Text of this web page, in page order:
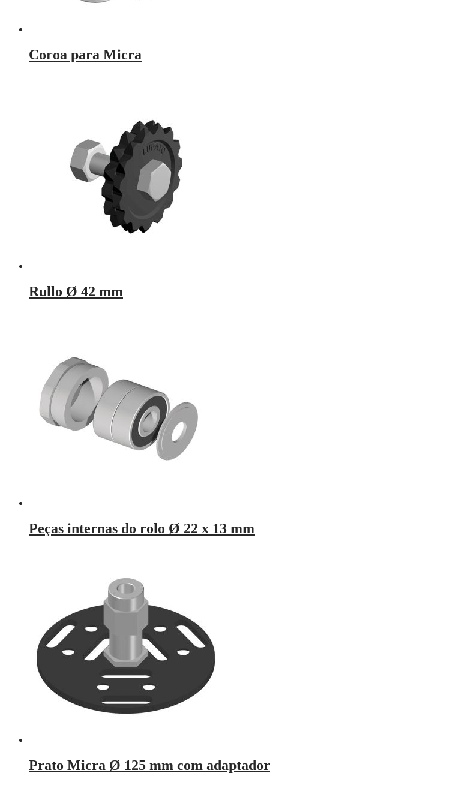
Coroa para Micra
Rullo Ø 42 mm
Peças internas do rolo Ø 22 x 13 mm
Prato Micra Ø 125 mm com adaptador